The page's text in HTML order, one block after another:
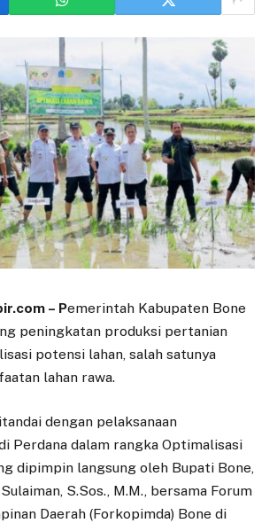
– Pemerintah Kabupaten Bone
peningkatan produksi pertanian
potensi lahan, salah satunya
lahan rawa.
dengan pelaksanaan
Perdana dalam rangka Optimalisasi
dipimpin langsung oleh Bupati Bone,
S.Sos., M.M., bersama Forum
Daerah (Forkopimda) Bone di